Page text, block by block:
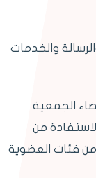
والخدمات
الجمعية
من
فئات العضوية